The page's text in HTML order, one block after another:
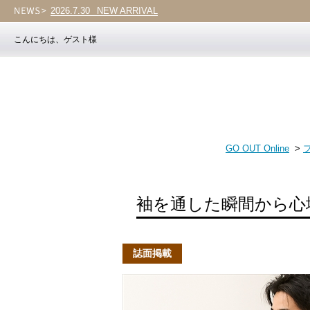
2026.7.30 NEW ARRIVAL
こんにちは、ゲスト様
GO OUT Online >
袖を通した瞬間から
誌面掲載